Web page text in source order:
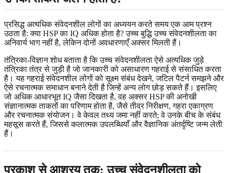
प्रसिद्ध अत्यधिक संवेदनशील लोगों का अध्ययन करते समय एक आम प्रश्न
उठता है: क्या HSP का IQ अधिक होता है? उच्च बुद्धि उच्च संवेदनशीलता का
अनिवार्य भाग नहीं है, लेकिन दोनों अवधारणाएँ अक्सर मिलती हैं।
तंत्रिका-विज्ञान शोध बताता है कि उच्च संवेदनशीलता ऐसे अत्यधिक जुड़े
तंत्रिका तंत्र से जुड़ी है जो जानकारी को असाधारण गहराई से संसाधित करता
है। यह गहराई संवेदनशील लोगों को सूक्ष्म संबंध देखने, जटिल पैटर्न समझने और
ऐसे रचनात्मक समाधान बनाने देती है जिन्हें अन्य लोग छोड़ सकते हैं। इसलिए
जो अधिक आधारभूत IQ जैसा दिखता है, वह अक्सर HSP की अनोखी
संज्ञानात्मक ताकतों का परिणाम होता है, जैसे तीव्र निरीक्षण, गहरा एकाग्रण
और रचनात्मक संयोजन। वे केवल तथ्य जमा नहीं करते; वे उनके बीच के संबंध
महसूस करते हैं, जिससे कलात्मक उपलब्धियाँ और वैज्ञानिक अंतर्दृष्टि जन्म लेती
हैं।
प्रकाश से आश्रय तक: उच्च संवेदनशीलता को